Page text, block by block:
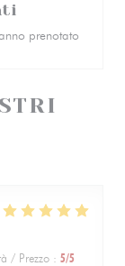
/ Prezzo : 5/5
prenotato